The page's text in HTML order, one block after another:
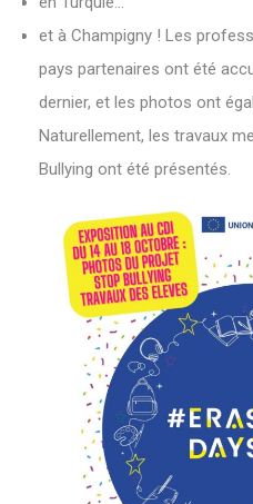
et à Champigny ! Les
pays partenaires ont été
dernier, et les photos ont
Naturellement, les travaux
Bullying ont été présentés.